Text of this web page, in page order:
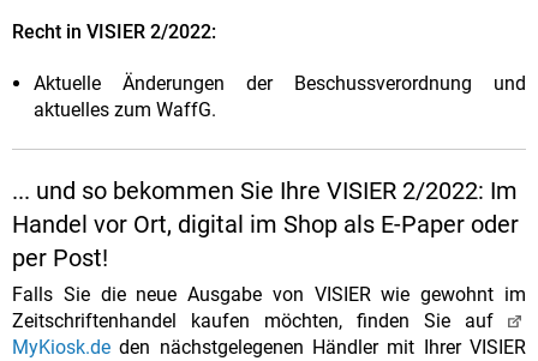
Recht in VISIER 2/2022:
Aktuelle Änderungen der Beschussverordnung und
aktuelles zum WaffG.
... und so bekommen Sie Ihre VISIER 2/2022: Im
Handel vor Ort, digital im Shop als E-Paper oder
per Post!
Falls Sie die neue Ausgabe von VISIER wie gewohnt im
Zeitschriftenhandel kaufen möchten, finden Sie auf
MyKiosk.de den nächstgelegenen Händler mit Ihrer VISIER